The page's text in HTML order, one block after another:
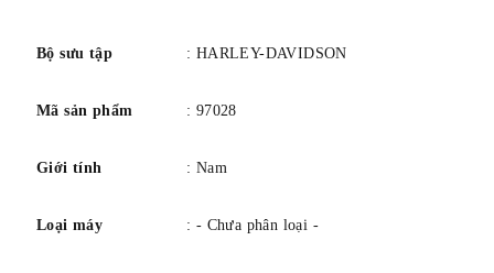
Bộ sưu tập : HARLEY-DAVIDSON
Mã sản phẩm : 97028
Giới tính : Nam
Loại máy : - Chưa phân loại -